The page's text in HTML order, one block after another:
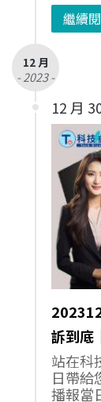
繼續
12 月
- 2023 -
12 月
訴到底
站在科
日帶給
播報當